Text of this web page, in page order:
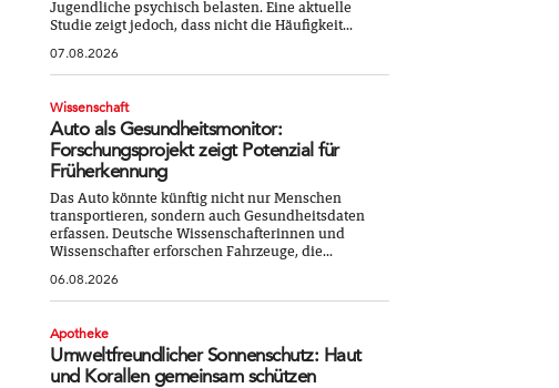
Jugendliche psychisch belasten. Eine aktuelle
Studie zeigt jedoch, dass nicht die Häufigkeit...
07.08.2026
Wissenschaft
Auto als Gesundheitsmonitor:
Forschungsprojekt zeigt Potenzial für
Früherkennung
Das Auto könnte künftig nicht nur Menschen
transportieren, sondern auch Gesundheitsdaten
erfassen. Deutsche Wissenschafterinnen und
Wissenschafter erforschen Fahrzeuge, die...
06.08.2026
Apotheke
Umweltfreundlicher Sonnenschutz: Haut
und Korallen gemeinsam schützen